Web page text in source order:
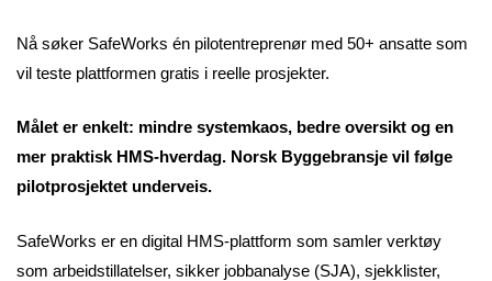
Nå søker SafeWorks én pilotentreprenør med 50+ ansatte som
vil teste plattformen gratis i reelle prosjekter.
Målet er enkelt: mindre systemkaos, bedre oversikt og en
mer praktisk HMS-hverdag. Norsk Byggebransje vil følge
pilotprosjektet underveis.
SafeWorks er en digital HMS-plattform som samler verktøy
som arbeidstillatelser, sikker jobbanalyse (SJA), sjekklister,